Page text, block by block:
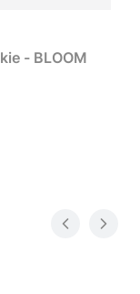
- BLOOM